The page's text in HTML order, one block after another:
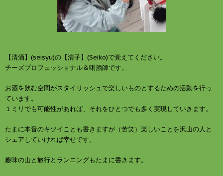
【清酒】(seisyu)の【清子】(Seiko)で覚えてください。
チーズプロフェッショナル＆唎酒師です。
お酒を飲む空間がスタイリッシュで楽しいものとするための活動を行っ
ています。
１ミリでも可能性があれば、それをひとつでも多く実現していきます。
たまに本音のキツイことも書きますが（苦笑）楽しいことを沢山の人と
シェアしていければ幸せです。
趣味の山と旅行とランニングもたまに書きます。